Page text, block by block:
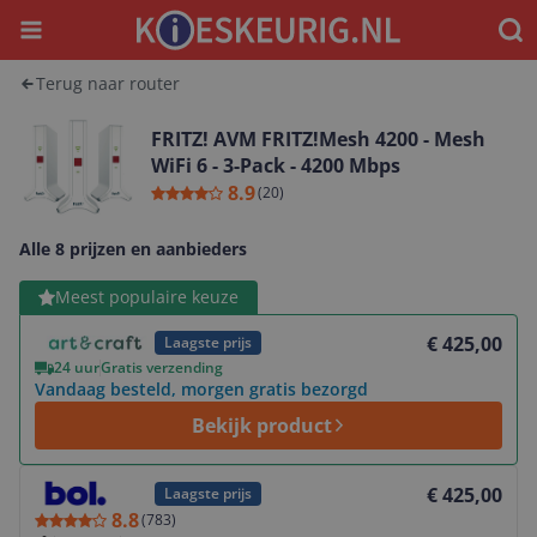
Menu
Terug naar router
FRITZ! AVM FRITZ!Mesh 4200 - Mesh
WiFi 6 - 3-Pack - 4200 Mbps
8.9(20)
Alle 8 prijzen en aanbieders
Meest populaire keuze
Laagste prijs € 425,00
24 uurGratis verzending
Vandaag besteld, morgen gratis bezorgd
Bekijk product
Bekijk product
Laagste prijs
8.8(783)
€ 425,00
Bekijk product